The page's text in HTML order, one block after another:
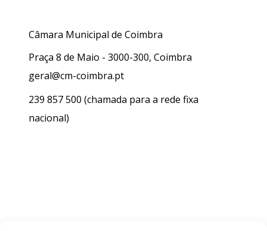
Câmara Municipal de Coimbra
Praça 8 de Maio - 3000-300, Coimbra
geral@cm-coimbra.pt
239 857 500 (chamada para a rede fixa
nacional)